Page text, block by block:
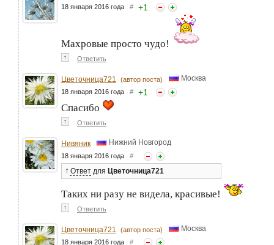
18 января 2016 года # +1
Махровые просто чудо!
↑ Ответить
Цветочница721 (автор поста) Москва
18 января 2016 года # +1
Спасибо
↑ Ответить
Нивяник Нижний Новгород
18 января 2016 года #
↑ Ответ для Цветочница721
Таких ни разу не видела, красивые!
↑ Ответить
Цветочница721 (автор поста) Москва
18 января 2016 года #